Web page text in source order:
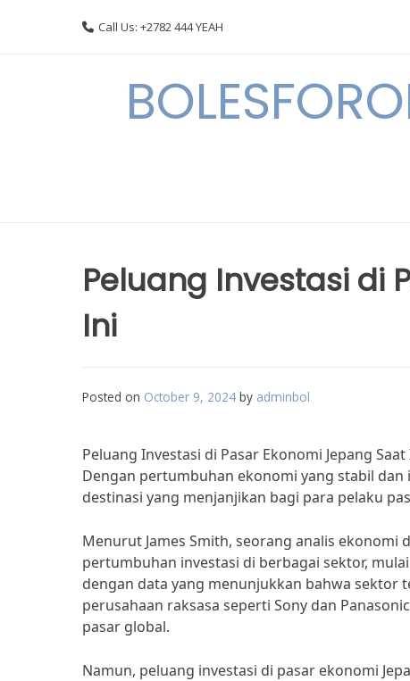
Call Us: +2782 444 YEAH
Peluang Investasi di
Ini
Posted on October 9, 2024 by adminbol
Peluang Investasi di Pasar Ekonomi Jepang
Dengan pertumbuhan ekonomi yang stabil
destinasi yang menjanjikan bagi para pelaku
Menurut James Smith, seorang analis ekonomi
pertumbuhan investasi di berbagai sektor,
dengan data yang menunjukkan bahwa sektor
perusahaan raksasa seperti Sony dan
pasar global.
Namun, peluang investasi di pasar ekonomi